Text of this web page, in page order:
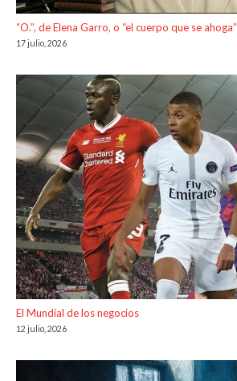
“O.”, de Elena Garro, o “el cuerpo que se ahoga”
17 julio, 2026
El Mundial de los negocios
12 julio, 2026